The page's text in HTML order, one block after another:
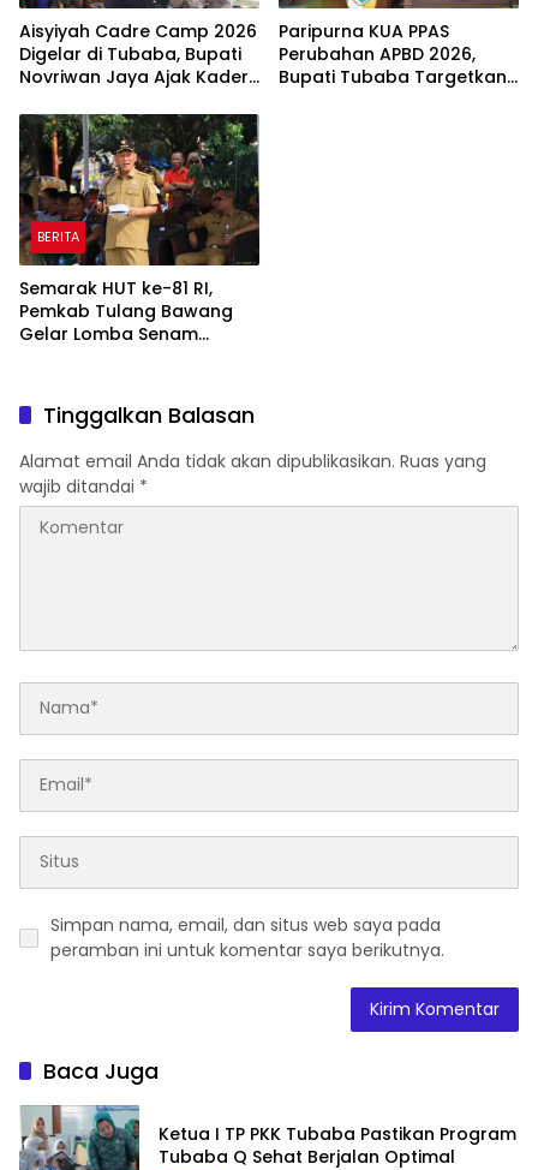
Aisyiyah Cadre Camp 2026
Digelar di Tubaba, Bupati
Novriwan Jaya Ajak Kader
Pembangunan
Paripurna KUA PPAS
Perubahan APBD 2026,
Bupati Tubaba Targetkan
BERITA
Semarak HUT ke-81 RI,
Pemkab Tulang Bawang
Gelar Lomba Senam
Tinggalkan Balasan
Alamat email Anda tidak akan dipublikasikan. Ruas yang
wajib ditandai *
Simpan nama, email, dan situs web saya pada
peramban ini untuk komentar saya berikutnya.
Baca Juga
Ketua I TP PKK Tubaba Pastikan Program
Tubaba Q Sehat Berjalan Optimal